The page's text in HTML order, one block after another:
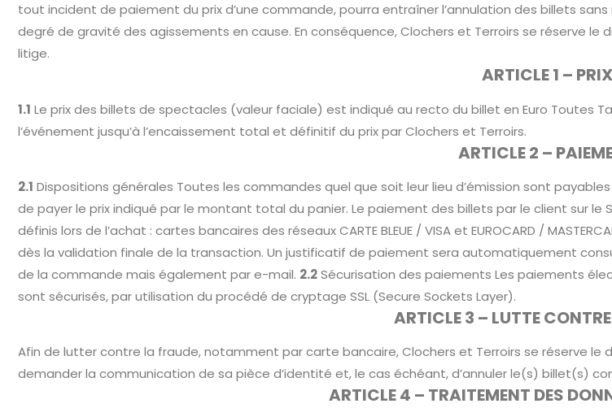
tout incident de paiement du prix d’une commande, pourra entraîner l’annulation des billets
degré de gravité des agissements en cause. En conséquence, Clochers et Terroirs se réserve
litige.
ARTICLE 1 – PRIX
1.1 Le prix des billets de spectacles (valeur faciale) est indiqué au recto du billet en Euro Toutes
l’événement jusqu’à l’encaissement total et définitif du prix par Clochers et Terroirs.
ARTICLE 2 –
2.1 Dispositions générales Toutes les commandes quel que soit leur lieu d’émission sont
de payer le prix indiqué par le montant total du panier. Le paiement des billets par le client sur
définis lors de l’achat : cartes bancaires des réseaux CARTE BLEUE / VISA et EUROCARD /
dès la validation finale de la transaction. Un justificatif de paiement sera automatiquement
de la commande mais également par e-mail. 2.2Sécurisation des paiements Les paiements
sont sécurisés, par utilisation du procédé de cryptage SSL (Secure Sockets Layer).
ARTICLE 3 – LUTTE
Afin de lutter contre la fraude, notamment par carte bancaire, Clochers et Terroirs se réserve le
demander la communication de sa pièce d’identité et, le cas échéant, d’annuler le(s) billet(s)
ARTICLE 4 – TRAITEMENT DES